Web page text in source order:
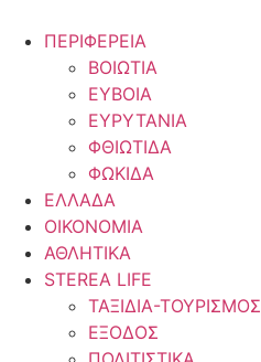
ΠΕΡΙΦΕΡΕΙΑ
ΒΟΙΩΤΙΑ
ΕΥΒΟΙΑ
ΕΥΡΥΤΑΝΙΑ
ΦΘΙΩΤΙΔΑ
ΦΩΚΙΔΑ
ΕΛΛΑΔΑ
ΟΙΚΟΝΟΜΙΑ
ΑΘΛΗΤΙΚΑ
STEREA LIFE
ΤΑΞΙΔΙΑ-ΤΟΥΡΙΣΜΟΣ
ΕΞΟΔΟΣ